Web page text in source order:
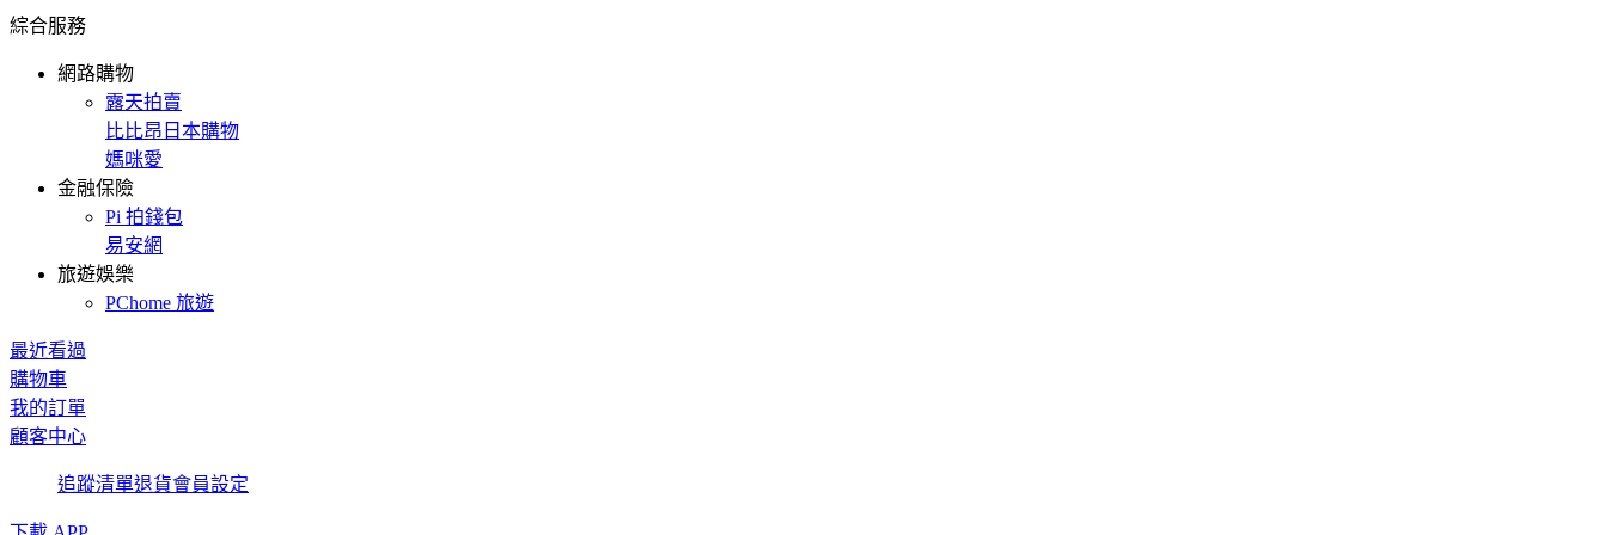
綜合服務
網路購物
露天拍賣
比比昂日本購物
媽咪愛
金融保險
Pi 拍錢包
易安網
旅遊娛樂
PChome 旅遊
最近看過
購物車
我的訂單
顧客中心
追蹤清單退貨會員設定